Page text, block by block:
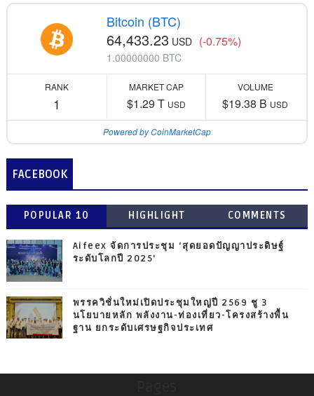
Bitcoin (BTC)
64,433.23 USD (-0.75%)
1.00000000 BTC
RANK
1
MARKET CAP
$1.29 T USD
VOLUME
$19.38 B USD
Powered by CoinMarketCap
FACEBOOK
POPULAR 10 HIGHLIGHT COMMENTS
Aifeex จัดการประชุม ‘สุดยอดปัญญาประดิษฐ์
ระดับโลกปี 2025‘
พรรควิชั่นใหม่เปิดประชุมใหญ่ปี 2569 ชู 3
นโยบายหลัก พลังงาน-ท่องเที่ยว-โครงสร้างพื้น
ฐาน ยกระดับเศรษฐกิจประเทศ